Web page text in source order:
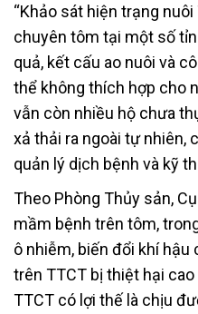
“Khảo sát hiện trạng
chuyên tôm tại một số
quả, kết cấu ao nuôi và
thể không thích hợp cho
vẫn còn nhiều hộ chưa
xả thải ra ngoài tự nhiên,
quản lý dịch bệnh và kỹ
Theo Phòng Thủy sản,
mầm bệnh trên tôm,
ô nhiễm, biến đổi khí hậu
trên TTCT bị thiệt hại
TTCT có lợi thế là chịu